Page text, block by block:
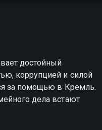
достойный
коррупцией и силой
за помощью в Кремль.
дела встают